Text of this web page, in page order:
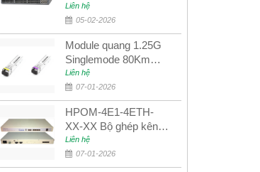
Juniper QFX5100-48S
Liên hệ
05-02-2026
Module quang 1.25G
Singlemode 80Km
UPCOM MWS-12-45-
80AD/MWS-12-54-
80BD
Liên hệ
07-01-2026
HPOM-4E1-4ETH-
XX-XX Bộ ghép kênh
quang quản lý SDH
4E1+4ETH+RS232
Liên hệ
07-01-2026